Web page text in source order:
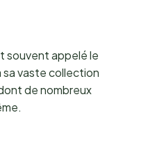
souvent appelé le
sa vaste collection
de nombreux